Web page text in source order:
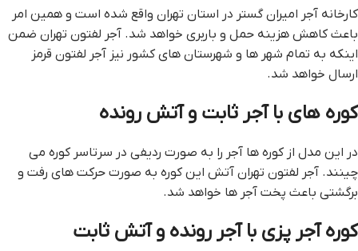
کارخانه آجر امیران گستر در استان تهران واقع شده است و همین امر
باعث کاهش هزینه حمل و باربری خواهد شد. آجر لفتون تهران ضمن
اینکه به تمام شهر ها و شهرستان های کشور نیز آجر لفتون قرمز
ارسال خواهد شد.
کوره های با آجر ثابت و آتش رونده
در این مدل از کوره ها آجر را به صورت ردیفی در سرتاسر کوره می
چینند. آجر لفتون تهران آتش این کوره به صورت حرکت های رفت و
برگشتی باعث پخت آجر ها خواهد شد.
کوره آجر پزی با آجر رونده و آتش ثابت